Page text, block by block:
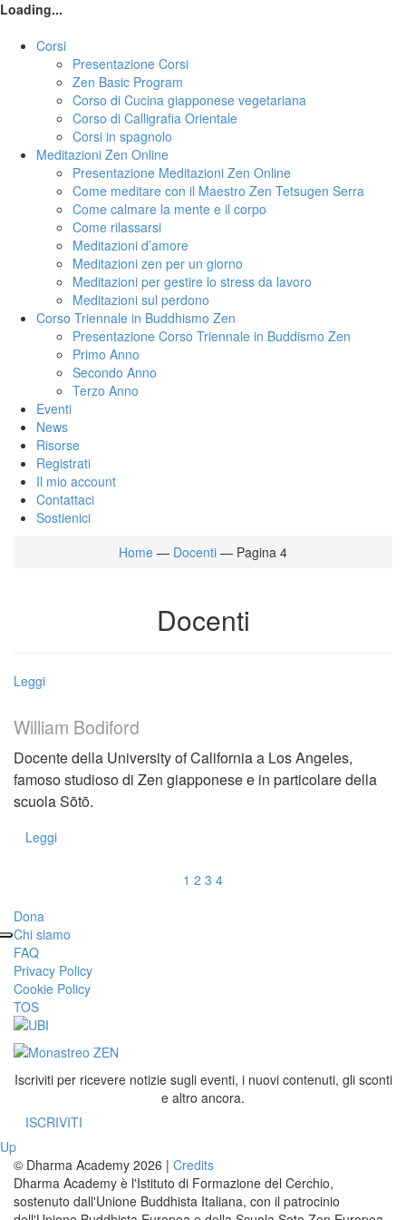
Loading...
Corsi
Presentazione Corsi
Zen Basic Program
Corso di Cucina giapponese vegetariana
Corso di Calligrafia Orientale
Corsi in spagnolo
Meditazioni Zen Online
Presentazione Meditazioni Zen Online
Come meditare con il Maestro Zen Tetsugen Serra
Come calmare la mente e il corpo
Come rilassarsi
Meditazioni d’amore
Meditazioni zen per un giorno
Meditazioni per gestire lo stress da lavoro
Meditazioni sul perdono
Corso Triennale in Buddhismo Zen
Presentazione Corso Triennale in Buddismo Zen
Primo Anno
Secondo Anno
Terzo Anno
Eventi
News
Risorse
Registrati
Il mio account
Contattaci
Sostienici
Home — Docenti — Pagina 4
Docenti
Leggi
William Bodiford
Docente della University of California a Los Angeles,
famoso studioso di Zen giapponese e in particolare della
scuola Sōtō.
Leggi
1 2 3 4
Dona
Chi siamo
FAQ
Privacy Policy
Cookie Policy
TOS
Iscriviti per ricevere notizie sugli eventi, i nuovi contenuti, gli sconti
e altro ancora.
ISCRIVITI
Up
© Dharma Academy 2026 | Credits
Dharma Academy è l'Istituto di Formazione del Cerchio,
sostenuto dall'Unione Buddhista Italiana, con il patrocinio